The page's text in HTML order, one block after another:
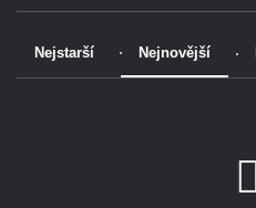
Nejstarší Nejnovější